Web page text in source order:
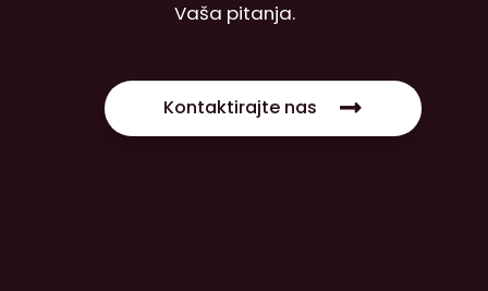
Vaša pitanja.
Kontaktirajte nas